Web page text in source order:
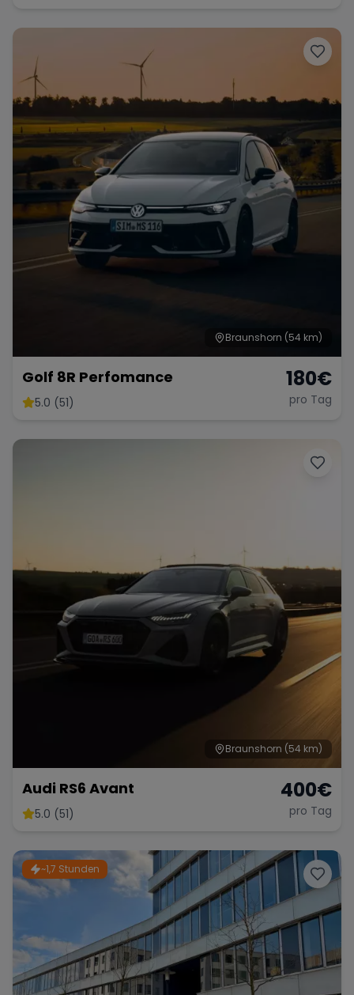
Braunshorn (54 km)
Golf 8R Perfomance
5.0 (51)
180€
pro Tag
Braunshorn (54 km)
Audi RS6 Avant
5.0 (51)
400€
pro Tag
~1,7 Stunden